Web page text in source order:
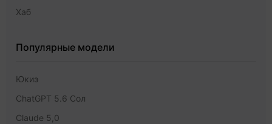
Хаб
Популярные модели
Юкиэ
ChatGPT 5.6 Сол
Claude 5,0